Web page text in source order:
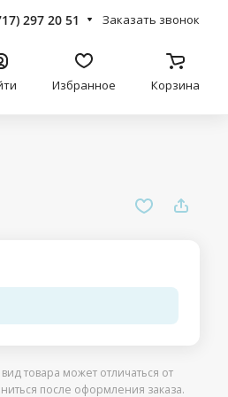
297 20 51 Заказать звонок
Избранное Корзина
товара может отличаться от
после оформления заказа.